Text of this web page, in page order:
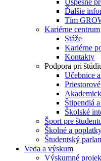
Ďalšie
Tím
Kariérne centrum
Stáže
Kariérne
Kontakty
Podpora pri
Učebnice
Štipendiá
Školské
Šport pre
Školné a
Študentský
Veda a výskum
Výskumné